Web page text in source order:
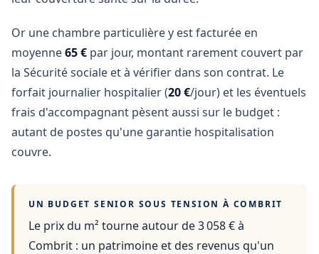
Or une chambre particulière y est facturée en
moyenne65 € par jour, montant rarement couvert par
la Sécurité sociale et à vérifier dans son contrat. Le
forfait journalier hospitalier (20 €/jour) et les éventuels
frais d'accompagnant pèsent aussi sur le budget :
autant de postes qu'une garantie hospitalisation
couvre.
UN BUDGET SENIOR SOUS TENSION À COMBRIT
Le prix du m² tourne autour de 3 058 €à
Combrit : un patrimoine et des revenus qu'un